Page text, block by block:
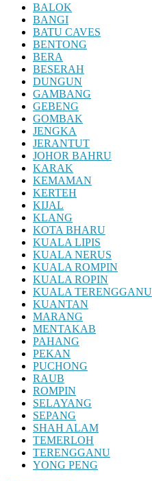
BALOK
BANGI
BATU CAVES
BENTONG
BERA
BESERAH
DUNGUN
GAMBANG
GEBENG
GOMBAK
JENGKA
JERANTUT
JOHOR BAHRU
KARAK
KEMAMAN
KERTEH
KIJAL
KLANG
KOTA BHARU
KUALA LIPIS
KUALA NERUS
KUALA ROMPIN
KUALA ROPIN
KUALA TERENGGANU
KUANTAN
MARANG
MENTAKAB
PAHANG
PEKAN
PUCHONG
RAUB
ROMPIN
SELAYANG
SEPANG
SHAH ALAM
TEMERLOH
TERENGGANU
YONG PENG